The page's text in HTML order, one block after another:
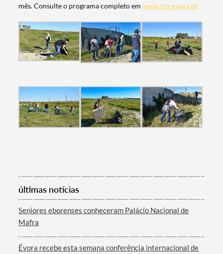
Termo de Pesquisa
Categorias gerais
Filtros
mês. Consulte o programa completo emwww.cm-evora.pt
últimas notícias
Seniores eborenses conheceram Palácio Nacional de
Mafra
Évora recebe esta semana conferência internacional de